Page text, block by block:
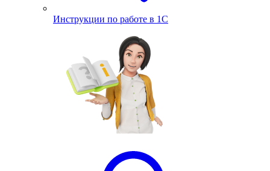
Инструкции по работе в 1С